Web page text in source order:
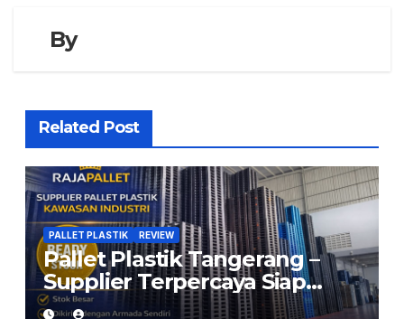
By
Related Post
PALLET PLASTIK REVIEW
Pallet Plastik Tangerang –
Supplier Terpercaya Siap
Kirim dari Cikarang